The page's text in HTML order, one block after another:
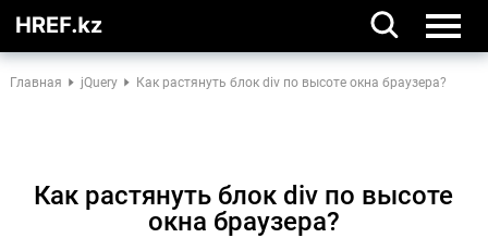
Главная jQuery Как растянуть блок div по высоте окна браузера?
Как растянуть блок div по высоте
окна браузера?